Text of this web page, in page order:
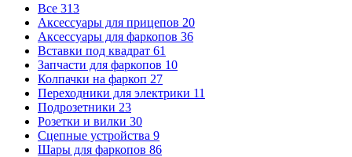
Все 313
Аксессуары для прицепов 20
Аксессуары для фаркопов 36
Вставки под квадрат 61
Запчасти для фаркопов 10
Колпачки на фаркоп 27
Переходники для электрики 11
Подрозетники 23
Розетки и вилки 30
Сцепные устройства 9
Шары для фаркопов 86